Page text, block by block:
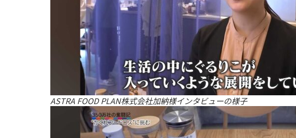
ASTRA FOOD PLAN株式会社加納様インタビューの様子